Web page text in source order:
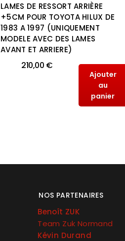
LAMES DE RESSORT ARRIÈRE
+5CM POUR TOYOTA HILUX DE
1983 A 1997 (UNIQUEMENT
MODELE AVEC DES LAMES
AVANT ET ARRIERE)
210,00 €
Ajouter
au
panier
NOS PARTENAIRES
Benoît ZUK
Team Zuk Normand
Kévin Durand